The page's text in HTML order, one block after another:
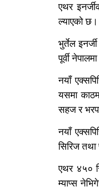
एथर
ल्याएको छ।
भुर्तेल
पूर्वी
नयाँ
यसमा
सहज र
नयाँ
सिरिज
एथर ४५०
म्याप्स